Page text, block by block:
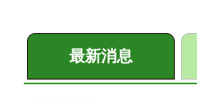
最新消息